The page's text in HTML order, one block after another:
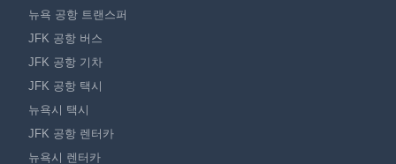
뉴욕 공항 트랜스퍼
JFK 공항 버스
JFK 공항 기차
JFK 공항 택시
뉴욕시 택시
JFK 공항 렌터카
뉴욕시 렌터카